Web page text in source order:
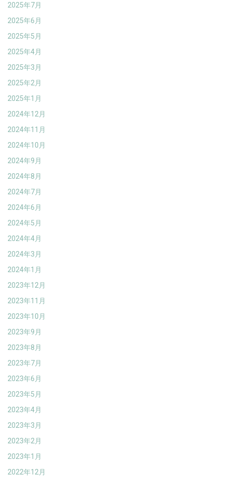
2025年7月
2025年6月
2025年5月
2025年4月
2025年3月
2025年2月
2025年1月
2024年12月
2024年11月
2024年10月
2024年9月
2024年8月
2024年7月
2024年6月
2024年5月
2024年4月
2024年3月
2024年1月
2023年12月
2023年11月
2023年10月
2023年9月
2023年8月
2023年7月
2023年6月
2023年5月
2023年4月
2023年3月
2023年2月
2023年1月
2022年12月